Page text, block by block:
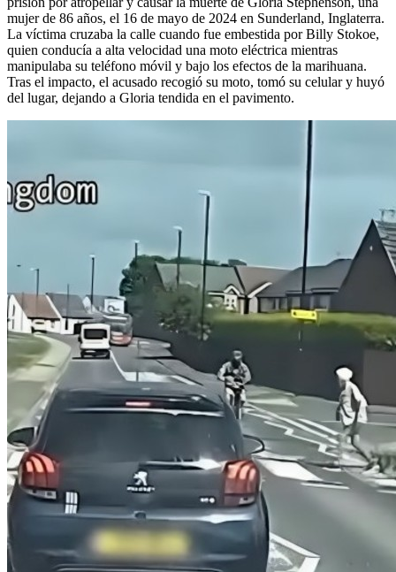
mujer de 86 años, el 16 de mayo de 2024 en Sunderland, Inglaterra.
La víctima cruzaba la calle cuando fue embestida por Billy Stokoe,
quien conducía a alta velocidad una moto eléctrica mientras
manipulaba su teléfono móvil y bajo los efectos de la marihuana.
Tras el impacto, el acusado recogió su moto, tomó su celular y huyó
del lugar, dejando a Gloria tendida en el pavimento.